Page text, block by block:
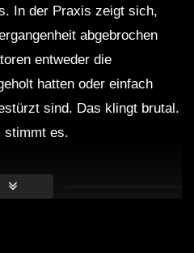
In der Praxis zeigt sich,
abgebrochen
entweder die
hatten oder einfach
sind. Das klingt brutal.
stimmt es.
aber sie sind auch ein